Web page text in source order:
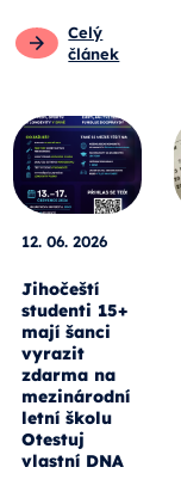
Celý
článek
12. 06. 2026
Jihočeští
studenti 15+
mají šanci
vyrazit
zdarma na
mezinárodní
letní školu
Otestuj
vlastní DNA